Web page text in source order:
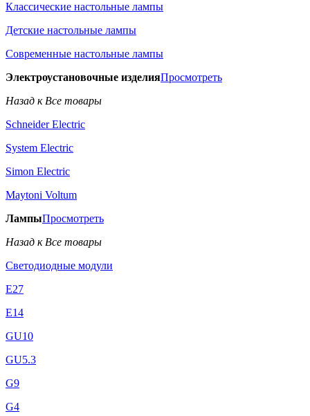
Классические настольные лампы
Детские настольные лампы
Современные настольные лампы
Электроустановочные изделияПросмотреть
Назад к Все товары
Schneider Electric
System Electric
Simon Electric
Maytoni Voltum
ЛампыПросмотреть
Назад к Все товары
Светодиодные модули
E27
E14
GU10
GU5.3
G9
G4